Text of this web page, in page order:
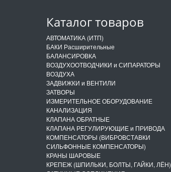
Каталог товаров
АВТОМАТИКА (ИТП)
БАКИ Расширительные
БАЛАНСИРОВКА
ВОЗДУХООТВОДЧИКИ и СИПАРАТОРЫ
ВОЗДУХА
ЗАДВИЖКИ и ВЕНТИЛИ
ЗАТВОРЫ
ИЗМЕРИТЕЛЬНОЕ ОБОРУДОВАНИЕ
КАНАЛИЗАЦИЯ
КЛАПАНА ОБРАТНЫЕ
КЛАПАНА РЕГУЛИРУЮЩИЕ и ПРИВОДА
КОМПЕНСАТОРЫ (ВИБРОВСТАВКИ
СИЛЬФОННЫЕ КОМПЕНСАТОРЫ)
КРАНЫ ШАРОВЫЕ
КРЕПЕЖ (ШПИЛЬКИ, БОЛТЫ, ГАЙКИ, ЛЁН)